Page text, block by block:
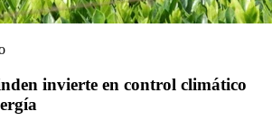
invierte en control climático